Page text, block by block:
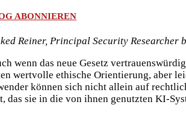
ABONNIEREN
Reiner, Principal Security Researcher
wenn das neue Gesetz
wertvolle ethische Orientierung, aber
können sich nicht allein auf
das sie in die von ihnen genutzten KI-